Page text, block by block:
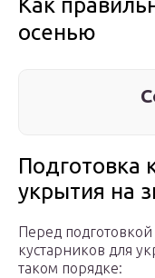
Как
осенью
Подготовка
укрытия на
Перед
кустарников для
таком порядке: